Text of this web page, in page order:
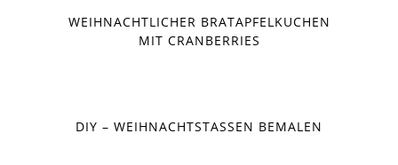
WEIHNACHTLICHER BRATAPFELKUCHEN
MIT CRANBERRIES
DIY – WEIHNACHTSTASSEN BEMALEN